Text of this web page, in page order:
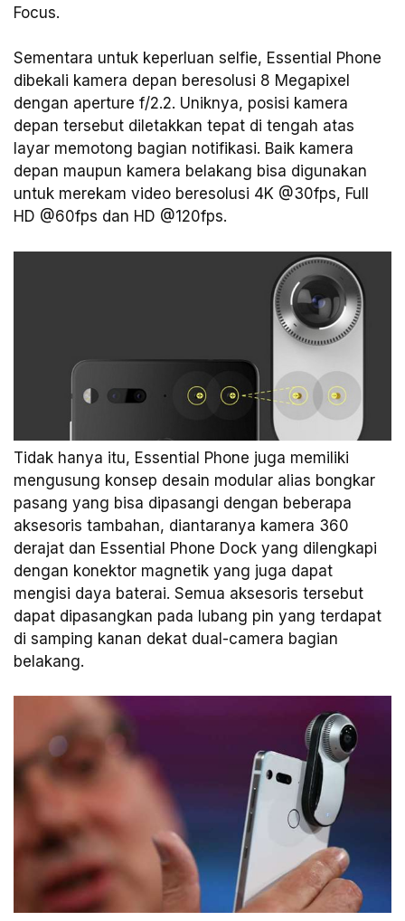
Focus.
Sementara untuk keperluan selfie, Essential Phone
dibekali kamera depan beresolusi 8 Megapixel
dengan aperture f/2.2. Uniknya, posisi kamera
depan tersebut diletakkan tepat di tengah atas
layar memotong bagian notifikasi. Baik kamera
depan maupun kamera belakang bisa digunakan
untuk merekam video beresolusi 4K @30fps, Full
HD @60fps dan HD @120fps.
Tidak hanya itu, Essential Phone juga memiliki
mengusung konsep desain modular alias bongkar
pasang yang bisa dipasangi dengan beberapa
aksesoris tambahan, diantaranya kamera 360
derajat dan Essential Phone Dock yang dilengkapi
dengan konektor magnetik yang juga dapat
mengisi daya baterai. Semua aksesoris tersebut
dapat dipasangkan pada lubang pin yang terdapat
di samping kanan dekat dual-camera bagian
belakang.